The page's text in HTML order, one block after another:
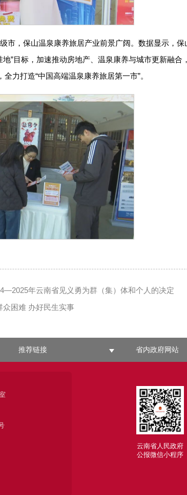
市，保山温泉康养旅居产业前景广阔。数据显示，保
”目标，加速推动房地产、温泉康养与城市更新融合
力打造“中国高端温泉康养旅居第一市”。
年云南省见义勇为群（集）体和个人的决定
众困难 办好民生实事
推荐链接 省内政府网站
云南省人民政府
公报微信小程序